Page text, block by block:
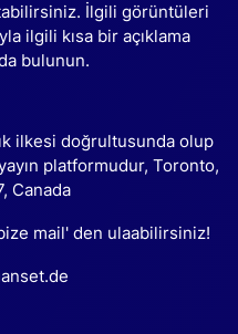
İlgili görüntüleri
ilgili kısa bir açıklama
bulunun.
ilkesi doğrultusunda olup
platformudur, Toronto,
Canada
mail' den ulaabilirsiniz!